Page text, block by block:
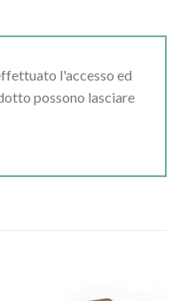
l'accesso ed
possono lasciare